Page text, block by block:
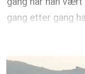
gang etter gang